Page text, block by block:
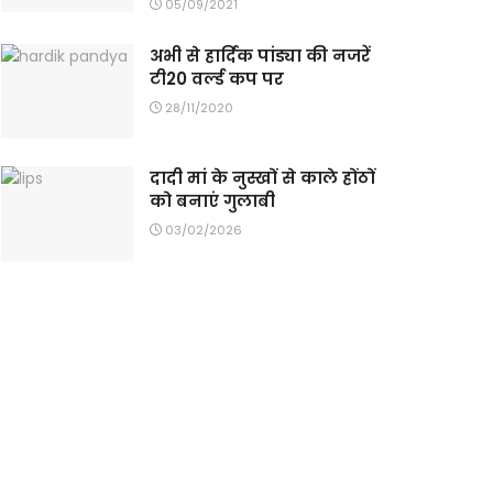
05/09/2021
अभी से हार्दिक पांड्या की नजरें
टी20 वर्ल्ड कप पर
28/11/2020
दादी मां के नुस्खों से काले होंठों
को बनाएं गुलाबी
03/02/2026